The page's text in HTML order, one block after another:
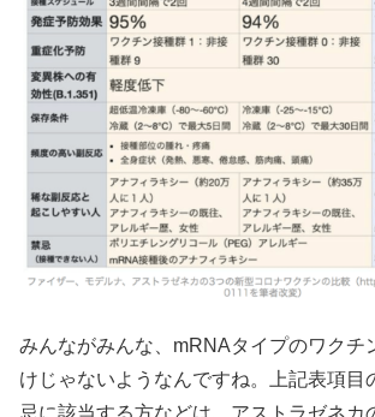
みんながみんな、mRNAタイプのワクチ
けじゃないようなんですね。上記表項目